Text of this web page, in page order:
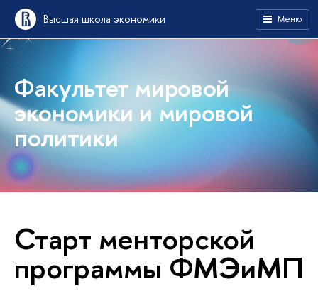
Высшая школа экономики Меню
Факультет мировой
экономики и мировой
политики
Старт менторской
программы ФМЭиМП